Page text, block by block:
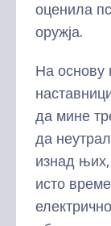
оценила
оружја.
На основу
да мине
да
изнад
исто